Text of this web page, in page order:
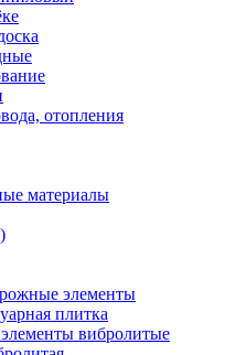
отопления
материалы
элементы
плитка
вибролитые